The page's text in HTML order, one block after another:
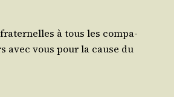
à tous les com­pa­
avec vous pour la cause du